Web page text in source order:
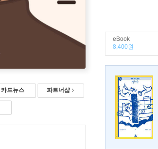
카드뉴스 파트너샵
eBook
8,400원